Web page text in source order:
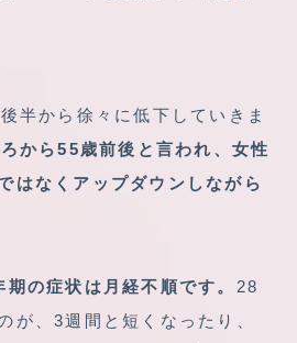
半から徐々に低下していきま
から55歳前後と言われ、女性
はなくアップダウンしながら
の症状は月経不順です。 28
が、3週間と短くなったり、